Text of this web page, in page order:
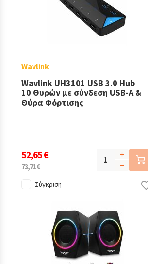
Wavlink
Wavlink UH3101 USB 3.0 Hub
10 Θυρών με σύνδεση USB-A &
Θύρα Φόρτισης
52,65 €
73,71 €
Σύγκριση